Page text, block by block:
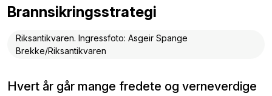
Brannsikringsstrategi
Riksantikvaren. Ingressfoto: Asgeir Spange
Brekke/Riksantikvaren
Hvert år går mange fredete og verneverdige